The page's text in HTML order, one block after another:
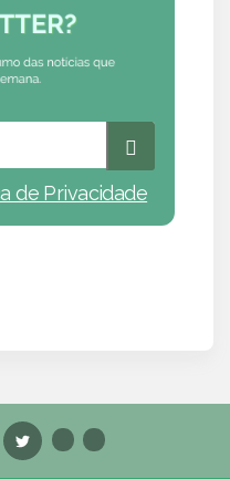
de Privacidade